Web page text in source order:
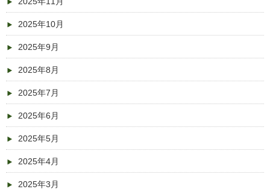
2025年10月
2025年9月
2025年8月
2025年7月
2025年6月
2025年5月
2025年4月
2025年3月